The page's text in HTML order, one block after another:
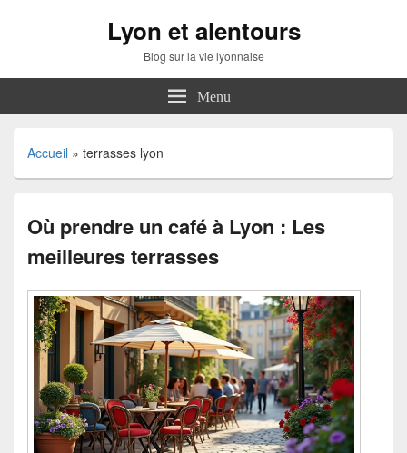
Lyon et alentours
Blog sur la vie lyonnaise
Menu
Accueil » terrasses lyon
Où prendre un café à Lyon : Les
meilleures terrasses